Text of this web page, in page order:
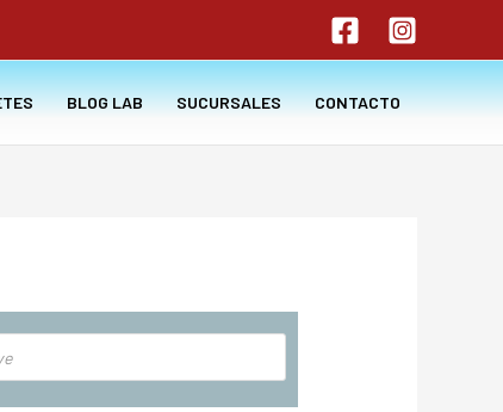
BLOG LAB SUCURSALES CONTACTO